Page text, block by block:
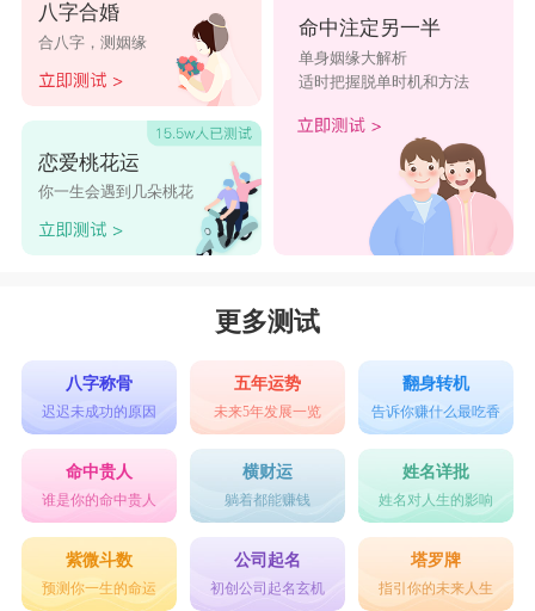
八字合婚
合八字，测姻缘
恋爱桃花运
你一生会遇到几朵桃花
命中注定另一半
单身姻缘大解析
适时把握脱单时机和方法
更多测试
八字称骨
迟迟未成功的原因
五年运势
未来5年发展一览
翻身转机
告诉你赚什么最吃香
命中贵人
谁是你的命中贵人
横财运
躺着都能赚钱
姓名详批
姓名对人生的影响
紫微斗数
预测你一生的命运
公司起名
初创公司起名玄机
塔罗牌
指引你的未来人生